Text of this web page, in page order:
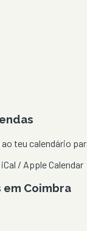
teu calendário
/ Apple Calendar
em Coimbra